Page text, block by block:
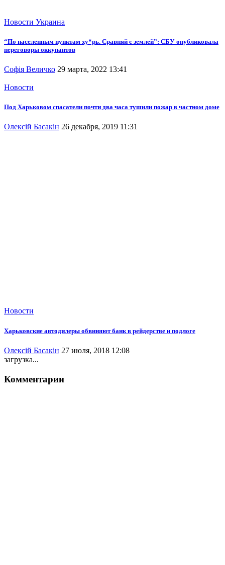
Новости Украина
“По населенным пунктам ху*рь. Сравняй с землей”: СБУ опубликовала
переговоры оккупантов
Софія Величко 29 марта, 2022 13:41
Новости
Под Харьковом спасатели почти два часа тушили пожар в частном доме
Олексій Басакін 26 декабря, 2019 11:31
Новости
Харьковские автодилеры обвиняют банк в рейдерстве и подлоге
Олексій Басакін 27 июля, 2018 12:08
загрузка...
Комментарии